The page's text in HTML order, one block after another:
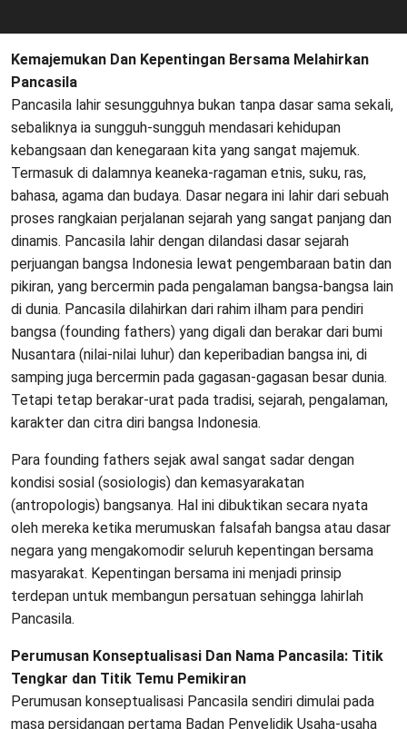
Kemajemukan Dan Kepentingan Bersama Melahirkan
Pancasila
Pancasila lahir sesungguhnya bukan tanpa dasar sama sekali,
sebaliknya ia sungguh-sungguh mendasari kehidupan
kebangsaan dan kenegaraan kita yang sangat majemuk.
Termasuk di dalamnya keaneka-ragaman etnis, suku, ras,
bahasa, agama dan budaya. Dasar negara ini lahir dari sebuah
proses rangkaian perjalanan sejarah yang sangat panjang dan
dinamis. Pancasila lahir dengan dilandasi dasar sejarah
perjuangan bangsa Indonesia lewat pengembaraan batin dan
pikiran, yang bercermin pada pengalaman bangsa-bangsa lain
di dunia. Pancasila dilahirkan dari rahim ilham para pendiri
bangsa (founding fathers) yang digali dan berakar dari bumi
Nusantara (nilai-nilai luhur) dan keperibadian bangsa ini, di
samping juga bercermin pada gagasan-gagasan besar dunia.
Tetapi tetap berakar-urat pada tradisi, sejarah, pengalaman,
karakter dan citra diri bangsa Indonesia.
Para founding fathers sejak awal sangat sadar dengan
kondisi sosial (sosiologis) dan kemasyarakatan
(antropologis) bangsanya. Hal ini dibuktikan secara nyata
oleh mereka ketika merumuskan falsafah bangsa atau dasar
negara yang mengakomodir seluruh kepentingan bersama
masyarakat. Kepentingan bersama ini menjadi prinsip
terdepan untuk membangun persatuan sehingga lahirlah
Pancasila.
Perumusan Konseptualisasi Dan Nama Pancasila: Titik
Tengkar dan Titik Temu Pemikiran
Perumusan konseptualisasi Pancasila sendiri dimulai pada
masa persidangan pertama Badan Penyelidik Usaha-usaha